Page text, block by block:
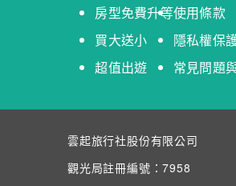
房型免費升等
買大送小
超值出遊
使用條款
隱私權保
常見問題
雲起旅行社股份有限公司
觀光局註冊編號：7958